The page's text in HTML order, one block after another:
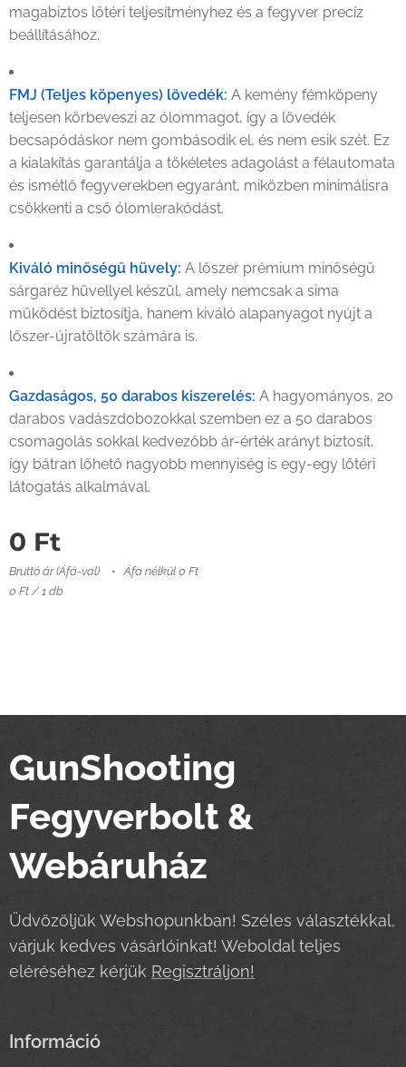
magabiztos lőtéri teljesítményhez és a fegyver precíz
beállításához.
FMJ (Teljes köpenyes) lövedék: A kemény fémköpeny
teljesen körbeveszi az ólommagot, így a lövedék
becsapódáskor nem gombásodik el, és nem esik szét. Ez
a kialakítás garantálja a tökéletes adagolást a félautomata
és ismétlő fegyverekben egyaránt, miközben minimálisra
csökkenti a cső ólomlerakódást.
Kiváló minőségű hüvely: A lőszer prémium minőségű
sárgaréz hüvellyel készül, amely nemcsak a sima
működést biztosítja, hanem kiváló alapanyagot nyújt a
lőszer-újratöltők számára is.
Gazdaságos, 50 darabos kiszerelés: A hagyományos, 20
darabos vadászdobozokkal szemben ez a 50 darabos
csomagolás sokkal kedvezőbb ár-érték arányt biztosít,
így bátran lőhető nagyobb mennyiség is egy-egy lőtéri
látogatás alkalmával.
0 Ft
Bruttó ár (Áfá-val)
Áfa nélkül 0 Ft
0 Ft / 1 db
GunShooting
Fegyverbolt &
Webáruház
Üdvözöljük Webshopunkban! Széles választékkal,
várjuk kedves vásárlóinkat! Weboldal teljes
eléréséhez kérjük Regisztráljon!
Információ